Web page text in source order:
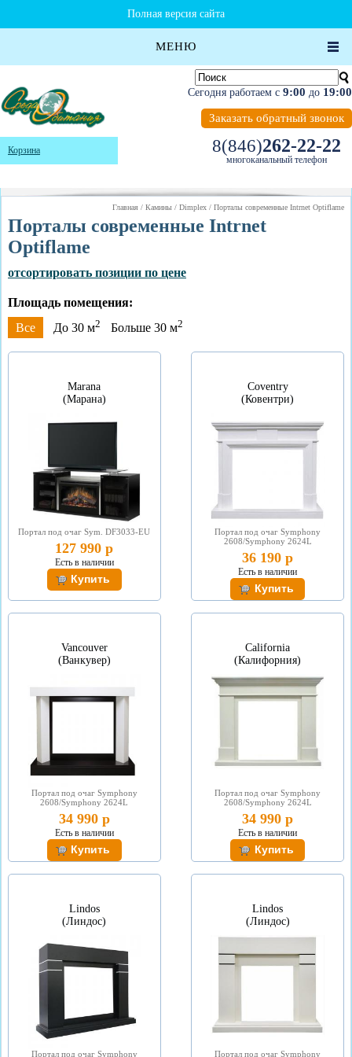
Полная версия сайта
МЕНЮ
Сегодня работаем с 9:00 до 19:00
Заказать обратный звонок
8(846)262-22-22
многоканальный телефон
Корзина
Главная / Камины / Dimplex / Порталы современные Intrnet Optiflame
Порталы современные Intrnet
Optiflame
отсортировать позиции по цене
Площадь помещения:
Все
До 30 м2 Больше 30 м2
Marana
(Марана)
Портал под очаг Sym. DF3033-EU
127 990 р
Есть в наличии
Coventry
(Ковентри)
Портал под очаг Symphony
2608/Symphony 2624L
36 190 р
Есть в наличии
Vancouver
(Ванкувер)
Портал под очаг Symphony
2608/Symphony 2624L
34 990 р
Есть в наличии
California
(Калифорния)
Портал под очаг Symphony
2608/Symphony 2624L
34 990 р
Есть в наличии
Lindos
(Линдос)
Портал под очаг Symphony
Lindos
(Линдос)
Портал под очаг Symphony